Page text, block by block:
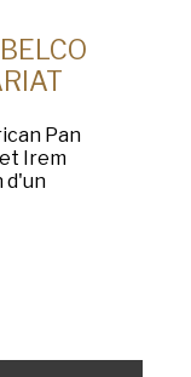
Pan
Irem
d'un